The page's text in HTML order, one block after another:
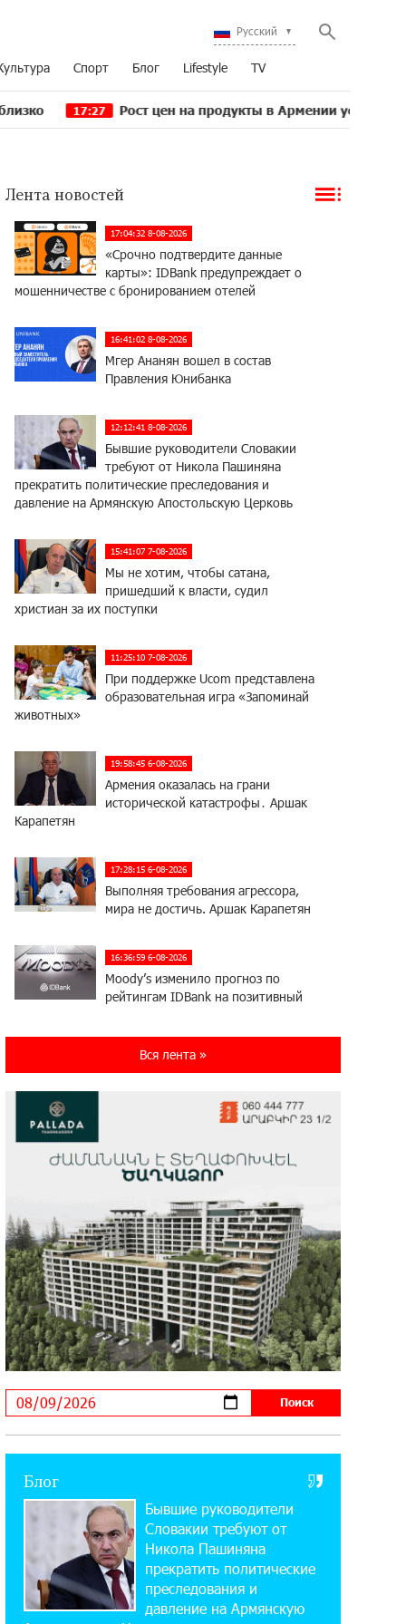
Русский
Спорт Блог Lifestyle TV
Рост цен на продукты в Армении ускорился до 8,6%:
Лента новостей
17:04:32 8-08-2026
«Срочно подтвердите данные
карты»: IDBank предупреждает о
мошенничестве с бронированием отелей
16:41:02 8-08-2026
Мгер Ананян вошел в состав
Правления Юнибанка
12:12:41 8-08-2026
Бывшие руководители Словакии
требуют от Никола Пашиняна
прекратить политические преследования и
давление на Армянскую Апостольскую Церковь
15:41:07 7-08-2026
Мы не хотим, чтобы сатана,
пришедший к власти, судил
христиан за их поступки
11:25:10 7-08-2026
При поддержке Ucom представлена
образовательная игра «Запоминай
животных»
19:58:45 6-08-2026
Армения оказалась на грани
исторической катастрофы․ Аршак
Карапетян
17:28:15 6-08-2026
Выполняя требования агрессора,
мира не достичь. Аршак Карапетян
16:36:59 6-08-2026
Moody’s изменило прогноз по
рейтингам IDBank на позитивный
для путешествий и специальной акцией
14:56:06 5-08-2026
Ucom и FPWC обеспечат
природы в Гнишике с помощью солнечной энергии
14:56:01 5-08-2026
Ucom и FPWC обеспечат
круглосуточный мониторинг дикой
природы в Гнишике с помощью солнечной энергии
22:41:05 3-08-2026
стартапами на Seaside Startup
Summit
В мобильном приложении Юнибанка
теперь можно зарегистрироваться
также с помощью imID
21:09:13 31-07-2026
«Бесплатные бонусы в играх»:
IDBank предупреждает о
Вся лента »
Блог
Бывшие руководители
Словакии требуют от
Никола Пашиняна
прекратить политические
преследования и
давление на Армянскую